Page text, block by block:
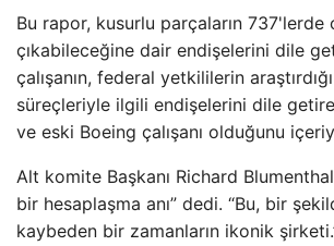
Bu rapor, kusurlu parçaların 737'lerde
çıkabileceğine dair endişelerini dile
çalışanın, federal yetkililerin
süreçleriyle ilgili endişelerini dile
ve eski Boeing çalışanı olduğunu
Alt komite Başkanı Richard
bir hesaplaşma anı” dedi. “Bu, bir
kaybeden bir zamanların ikonik